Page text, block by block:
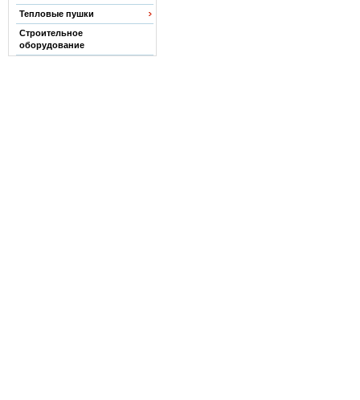
Тепловые пушки
Строительное
оборудование